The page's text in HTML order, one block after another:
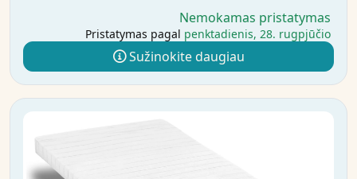
Nemokamas pristatymas
Pristatymas pagal penktadienis, 28. rugpjūčio
Sužinokite daugiau